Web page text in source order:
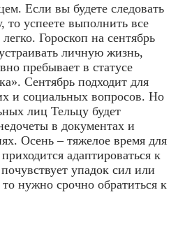
Если вы будете следовать
то успеете выполнить все
Гороскоп на сентябрь
личную жизнь,
пребывает в статусе
Сентябрь подходит для
и социальных вопросов. Но
лиц Тельцу будет
в документах и
Осень – тяжелое время для
адаптироваться к
упадок сил или
нужно срочно обратиться к